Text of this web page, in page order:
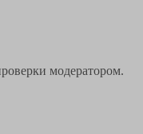
модератором.